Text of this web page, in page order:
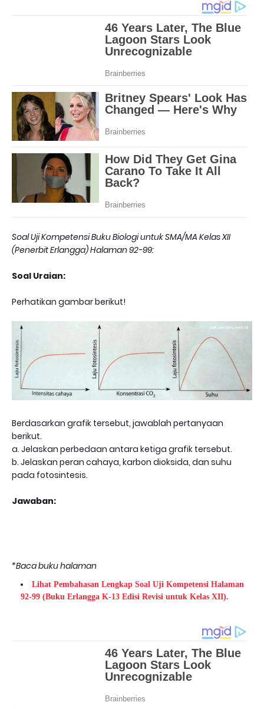
Soal Uji Kompetensi Buku Biologi untuk SMA/MA Kelas XII
(Penerbit Erlangga) Halaman 92-99:
Soal Uraian:
Perhatikan gambar berikut!
Berdasarkan grafik tersebut, jawablah pertanyaan
berikut.
a. Jelaskan perbedaan antara ketiga grafik tersebut.
b. Jelaskan peran cahaya, karbon dioksida, dan suhu
pada fotosintesis.
Jawaban:
*Baca buku halaman
Lihat Pembahasan Lengkap Soal Uji Kompetensi Halaman
92-99 (Buku Erlangga K-13 Edisi Revisi untuk Kelas XII).